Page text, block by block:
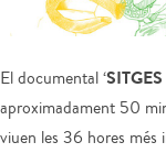
El documental ‘
aproximadament 50
viuen les 36 hores més